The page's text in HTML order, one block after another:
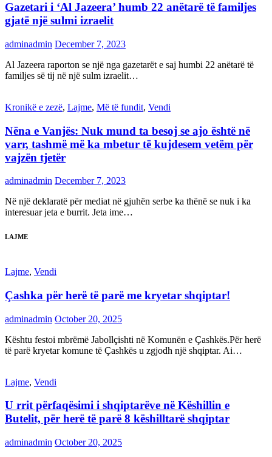
Gazetari i ‘Al Jazeera’ humb 22 anëtarë të familjes
gjatë një sulmi izraelit
adminadmin December 7, 2023
Al Jazeera raporton se një nga gazetarët e saj humbi 22 anëtarë të
familjes së tij në një sulm izraelit…
Kronikë e zezë, Lajme, Më të fundit, Vendi
Nëna e Vanjës: Nuk mund ta besoj se ajo është në
varr, tashmë më ka mbetur të kujdesem vetëm për
vajzën tjetër
adminadmin December 7, 2023
Në një deklaratë për mediat në gjuhën serbe ka thënë se nuk i ka
interesuar jeta e burrit. Jeta ime…
LAJME
Lajme, Vendi
Çashka për herë të parë me kryetar shqiptar!
adminadmin October 20, 2025
Kështu festoi mbrëmë Jabollçishti në Komunën e Çashkës.Për herë
të parë kryetar komune të Çashkës u zgjodh një shqiptar. Ai…
Lajme, Vendi
U rrit përfaqësimi i shqiptarëve në Këshillin e
Butelit, për herë të parë 8 këshilltarë shqiptar
adminadmin October 20, 2025